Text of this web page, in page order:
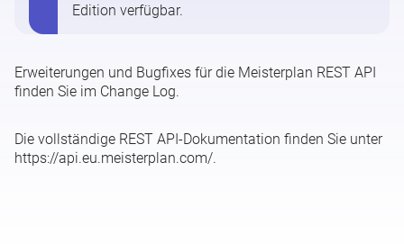
Feldnamen in der Software, der REST API und der Reporting
REST API - Change Log
Edition verfügbar.
Erweiterungen und Bugfixes für die Meisterplan REST API
finden Sie im Change Log.
Die vollständige REST API-Dokumentation finden Sie unter
https://api.eu.meisterplan.com/.